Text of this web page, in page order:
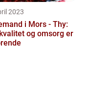
2023
i Mors - Thy:
og omsorg er